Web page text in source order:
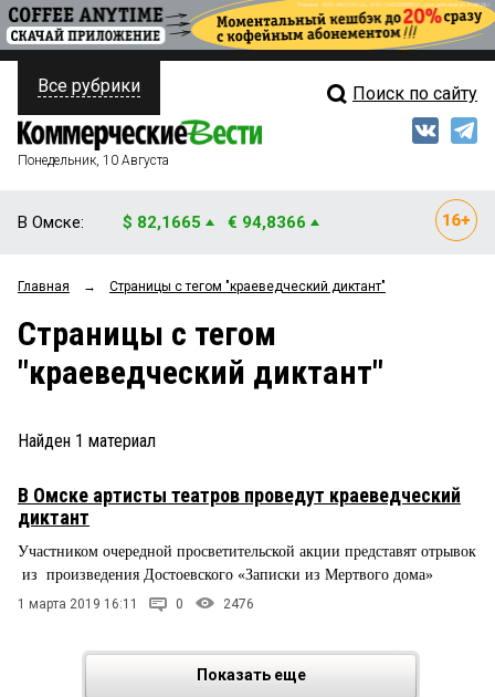
ПОЛИТИКА
ФИНАНСЫ
ОБЩЕСТВО
ЗАКОН
НОВОСТИ КОМПАНИЙ
ПРОИСШЕСТВИЯ
СТИЛЬ ЖИЗНИ
Свежий выпуск
Мнения
Блоги
Все рубрики Поиск по сайту
Понедельник, 10 Августа
В Омске: $ 82,1665 € 94,8366
Главная → Страницы c тегом "краеведческий диктант"
Страницы c тегом
"краеведческий диктант"
Найден 1 материал
В Омске артисты театров проведут краеведческий
диктант
Участником очередной просветительской акции представят отрывок
из произведения Достоевского «Записки из Мертвого дома»
1 марта 2019 16:11 0 2476
Показать еще